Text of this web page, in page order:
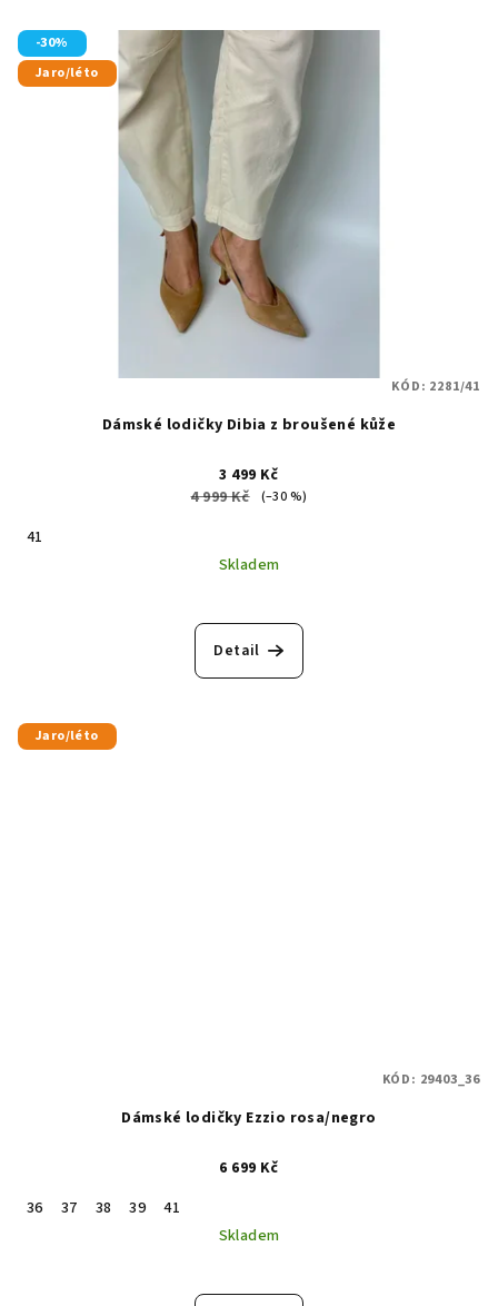
-30%
Jaro/léto
Dámské lodičky Dibia z broušené kůže
3 499 Kč
4 999 Kč
(–30 %)
41
Skladem
Detail
KÓD: 2281/41
Jaro/léto
Dámské lodičky Ezzio rosa/negro
6 699 Kč
36
37 38 39
41
Skladem
KÓD: 29403_36